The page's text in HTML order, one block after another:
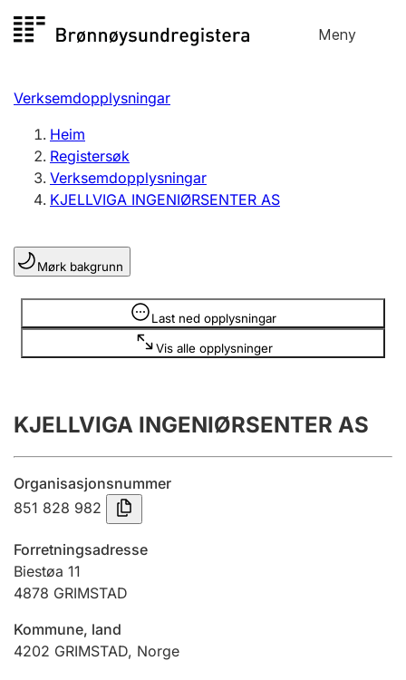
til
Meny
Registersøk
Aksjeselskap
Enkeltpersonføretak
Registrere, endre, slette
Lag og foreining
Registrere, endre, slette
Årsrekneskap
Innsending og forseinkingsgebyr
Tinglysing
Jeger
Verksemdopplysningar
Heim
Registersøk
Verksemdopplysningar
KJELLVIGA INGENIØRSENTER AS
Mørk bakgrunn
Last ned opplysningar
Vis alle opplysninger
Opplysninger er skjult
KJELLVIGA INGENIØRSENTER AS
Organisasjonsnummer
851 828 982
Forretningsadresse
Biestøa 11
4878 GRIMSTAD
Kommune, land
4202 GRIMSTAD, Norge